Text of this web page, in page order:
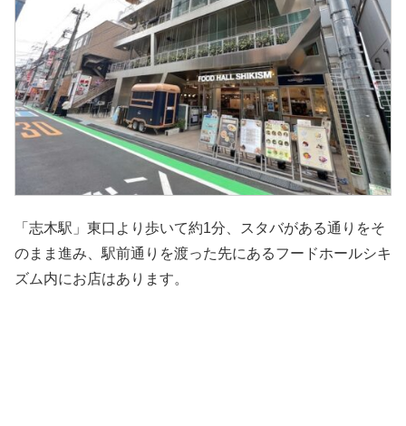
「志木駅」東口より歩いて約1分、スタバがある通りをそ
のまま進み、駅前通りを渡った先にあるフードホールシキ
ズム内にお店はあります。